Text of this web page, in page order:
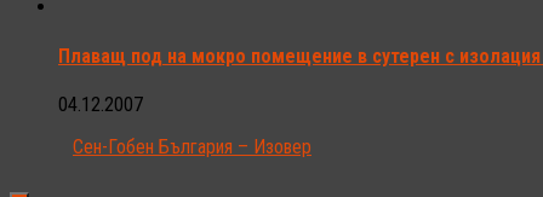
Плаващ под на мокро помещение в сутерен с
04.12.2007
Сен-Гобен България – Изовер